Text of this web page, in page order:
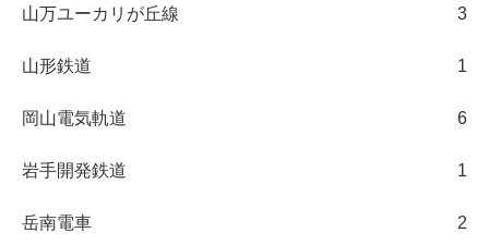
山万ユーカリが丘線 3
山形鉄道 1
岡山電気軌道 6
岩手開発鉄道 1
岳南電車 2